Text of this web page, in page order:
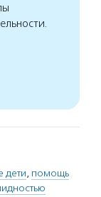
дети, помощь